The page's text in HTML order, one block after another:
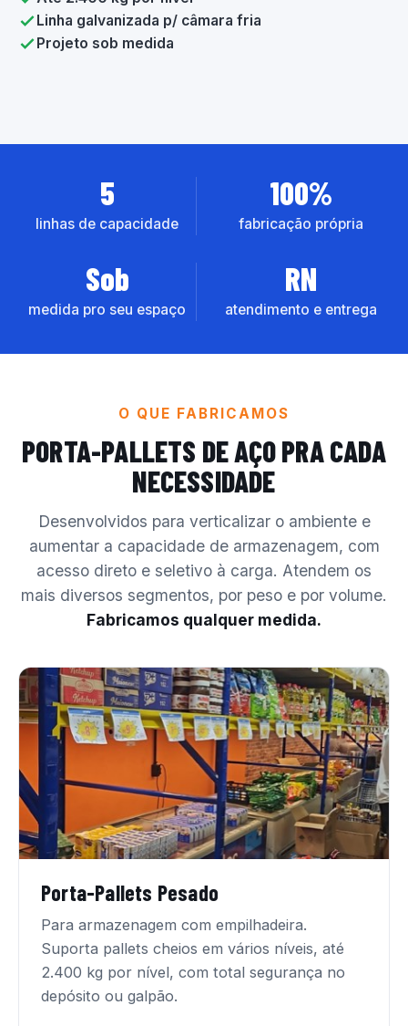
Linha galvanizada p/ câmara fria
Projeto sob medida
5
linhas de capacidade
100%
fabricação própria
Sob
medida pro seu espaço
RN
atendimento e entrega
O QUE FABRICAMOS
PORTA-PALLETS DE AÇOPRA CADA
NECESSIDADE
Desenvolvidos para verticalizar o ambiente e
aumentar a capacidade de armazenagem, com
acesso direto e seletivo à carga. Atendem os
mais diversos segmentos, por peso e por volume.
Fabricamos qualquer medida.
Porta-Pallets Pesado
Para armazenagem com empilhadeira.
Suporta pallets cheios em vários níveis, até
2.400 kg por nível, com total segurança no
depósito ou galpão.